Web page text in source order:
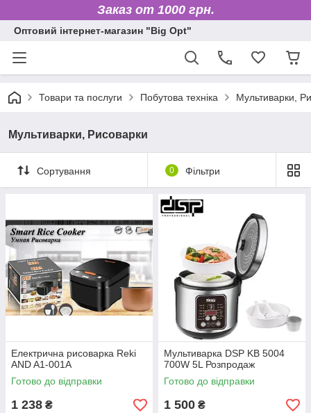
Заказ от 1000 грн.
Оптовий інтернет-магазин "Big Opt"
Товари та послуги Побутова техніка Мультиварки,
Мультиварки, Рисоварки
Сортування 0 Фільтри
Електрична рисоварка Reki
AND A1-001A
Готово до відправки
1 238 ₴
Мультиварка DSP KB 5004
700W 5L Розпродаж
Готово до відправки
1 500 ₴